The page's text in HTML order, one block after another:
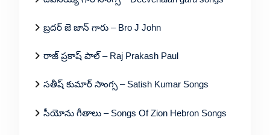
బ్రదర్ జె జాన్ గారు – Bro J John
రాజ్ ప్రకాష్ పాల్ – Raj Prakash Paul
సతీష్ కుమార్ సాంగ్స – Satish Kumar Songs
సీయోను గీతాలు – Songs Of Zion Hebron Songs